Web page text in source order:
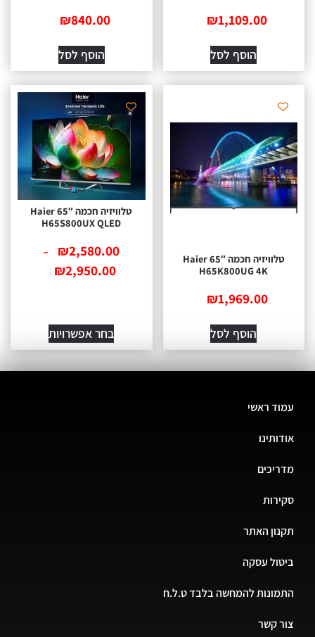
₪1,109.00
הוסף לסל
₪840.00
הוסף לסל
טלוויזיה חכמה 65″ Haier
H65K800UG 4K
₪1,969.00
הוסף לסל
טלוויזיה חכמה 65″ Haier
H65S800UX QLED
₪2,580.00
–
₪2,950.00
בחר אפשרויות
עמוד ראשי
אודותינו
מדריכים
סקירות
תקנון האתר
ביטול עסקה
התמונות להמחשה בלבד ט.ל.ח
צור קשר